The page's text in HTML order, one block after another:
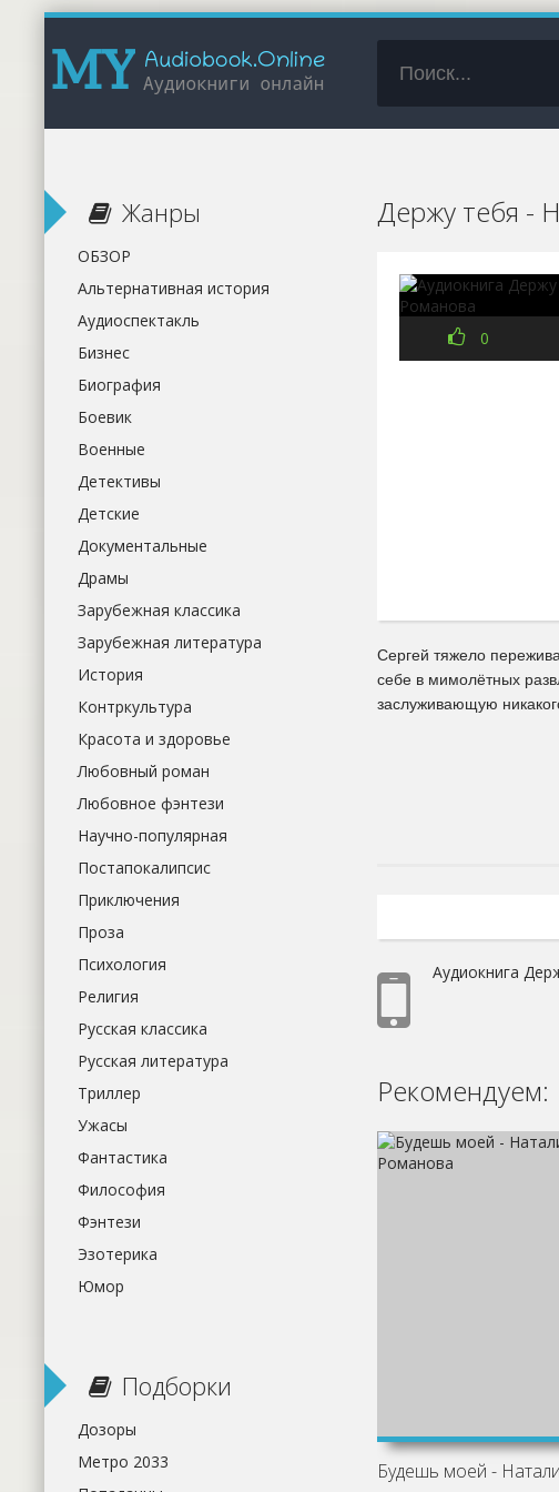
Держу тебя -
0
Сергей тяжело
себе в мимолётных
заслуживающую
Аудиокнига
Рекомендуем:
Жанры
ОБЗОР
Альтернативная история
Аудиоспектакль
Бизнес
Биография
Боевик
Военные
Детективы
Детские
Документальные
Драмы
Зарубежная классика
Зарубежная литература
История
Контркультура
Красота и здоровье
Любовный роман
Любовное фэнтези
Научно-популярная
Постапокалипсис
Приключения
Проза
Психология
Религия
Русская классика
Русская литература
Триллер
Ужасы
Фантастика
Философия
Фэнтези
Эзотерика
Юмор
Подборки
Дозоры
Метро 2033